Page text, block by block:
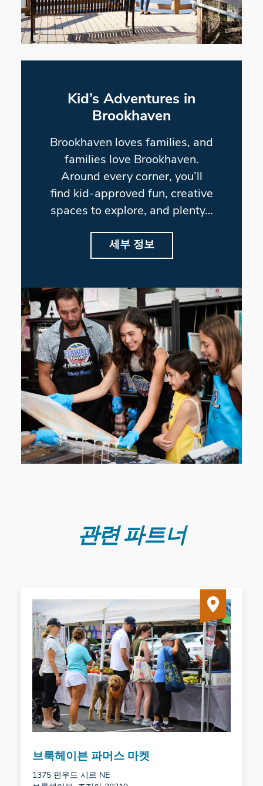
Kid’s Adventures in
Brookhaven
Brookhaven loves families, and
families love Brookhaven.
Around every corner, you’ll
find kid-approved fun, creative
spaces to explore, and plenty…
세부 정보
관련 파트너
브룩헤이븐 파머스 마켓
1375 펀우드 시르 NE